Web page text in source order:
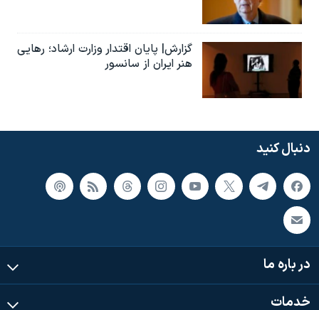
گزارش| پایان اقتدار وزارت ارشاد؛ رهایی
هنر ایران از سانسور
دنبال کنید
در باره ما
خدمات